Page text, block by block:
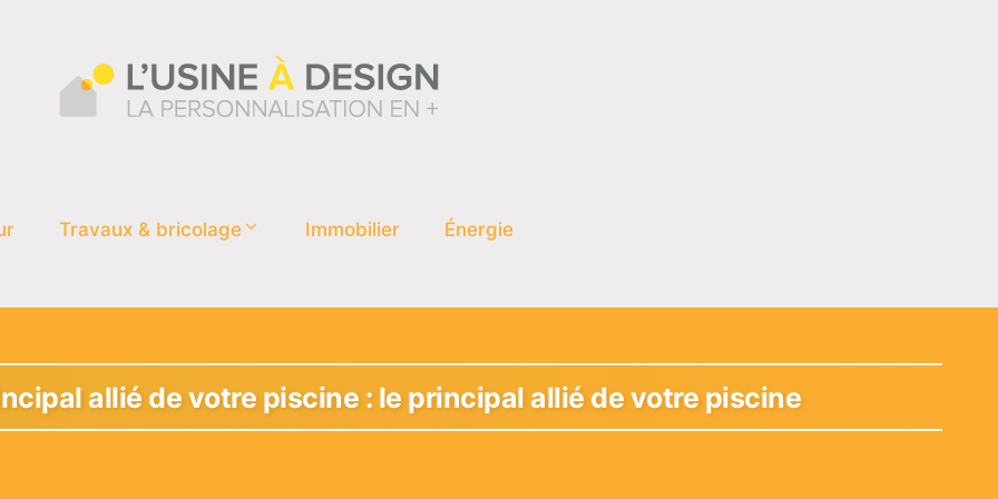
Travaux & bricolage Immobilier Énergie
allié de votre piscine : le principal allié de votre piscine